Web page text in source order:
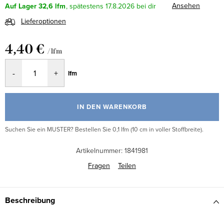
Auf Lager32,6 lfm 17.8.2026
Ansehen
Lieferoptionen
4,40 € / lfm
lfm
IN DEN WARENKORB
Suchen Sie ein MUSTER? Bestellen Sie 0,1 lfm (10 cm in voller Stoffbreite).
Artikelnummer: 1841981
Fragen
Teilen
Beschreibung